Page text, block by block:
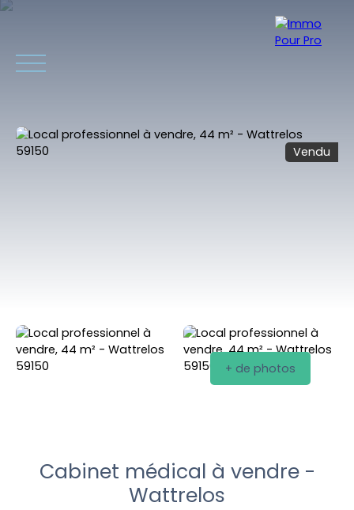
Estimation
Vendu
+ de photos
Cabinet médical à vendre -
Wattrelos